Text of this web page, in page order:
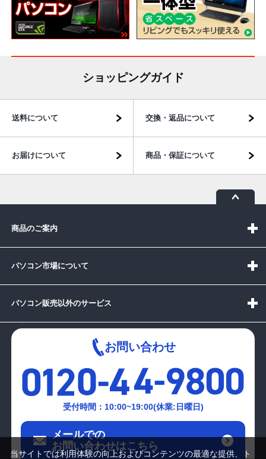
ショッピングガイド
送料について 交換・返品について
お届けについて 商品・保証について
商品のご案内
パソコン市場について
パソコン販売以外のサービス
お問い合わせ
受付時間：10:00~19:00(休業:日曜日)
メールでの
お問い合わせはこちら
当サイトでは利用体験の向上およびコンテンツの最適な提供、ト